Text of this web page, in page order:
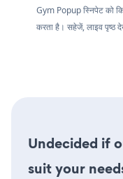
Gym Popup स्निपेट को
करता है। सहेजें, लाइव पृष्ठ
Undecided if
suit your